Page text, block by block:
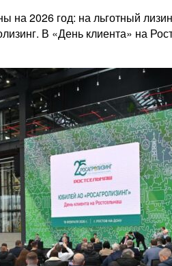
на 2026 год: на льготный
В «День клиента» на